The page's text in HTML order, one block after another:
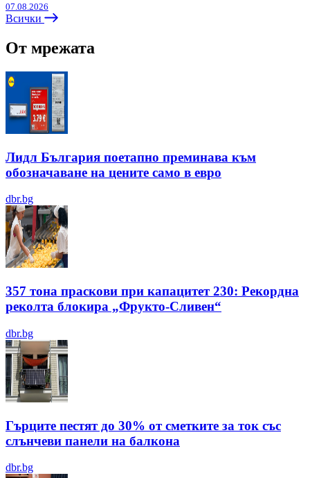
07.08.2026
Всички
От мрежата
Лидл България поетапно преминава към
обозначаване на цените само в евро
dbr.bg
357 тона праскови при капацитет 230: Рекордна
реколта блокира „Фрукто-Сливен“
dbr.bg
Гърците пестят до 30% от сметките за ток със
слънчеви панели на балкона
dbr.bg